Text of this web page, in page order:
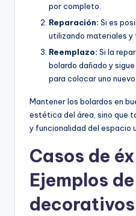
por completo.
Reparación: Si es
utilizando materiales y
Reemplazo: Si la
bolardo dañado y
para colocar uno nuevo.
Mantener los bolardos en
estética del área, sino que
y funcionalidad del espacio
Casos de
Ejemplos
decorativos